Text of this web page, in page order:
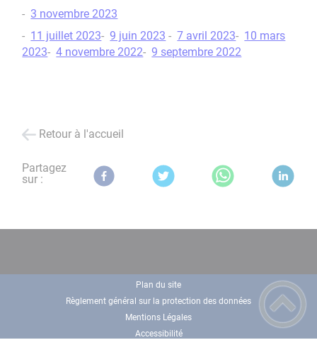
- 3 novembre 2023
- 11 juillet 2023- 9 juin 2023 -7 avril 2023- 10 mars
2023-4 novembre 2022- 9 septembre 2022
Retour à l'accueil
Partagez
sur :
Plan du site
Règlement général sur la protection des données
Mentions Légales
Accessibilité